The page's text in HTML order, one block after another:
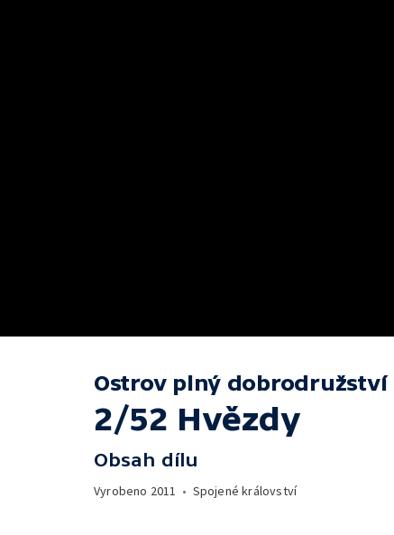
Ostrov plný dobrodružství
2/52 Hvězdy
Obsah dílu
Vyrobeno 2011 • Spojené království